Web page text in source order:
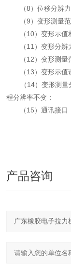
（8）位移分辨力
（9）变形测量范
（10）变形示值相
（11）变形分辨
（12）变形测量范
（13）变形示值误
（14）变形测量分
程分辨率不变；
（15）通讯接口
产品咨询